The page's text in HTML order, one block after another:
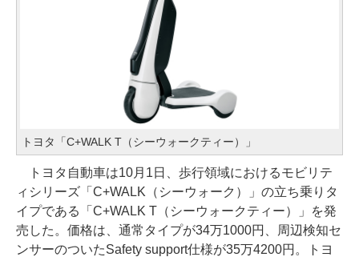
トヨタ「C+WALK T（シーウォークティー）」
トヨタ自動車は10月1日、歩行領域におけるモビリテ
ィシリーズ「C+WALK（シーウォーク）」の立ち乗りタ
イプである「C+WALK T（シーウォークティー）」を発
売した。価格は、通常タイプが34万1000円、周辺検知セ
ンサーのついたSafety support仕様が35万4200円。トヨ